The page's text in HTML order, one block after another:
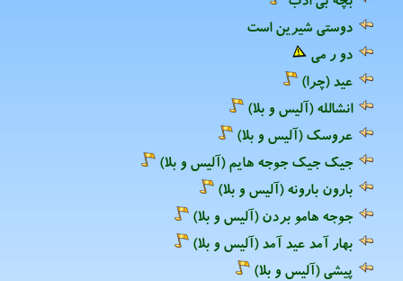
دوستی شیرین است
دو ر می
عید (چرا)
انشالله (آلیس و بلا)
عروسک (آلیس و بلا)
جیک جیک جوجه هایم (آلیس و بلا)
بارون بارونه (آلیس و بلا)
جوجه هامو بردن (آلیس و بلا)
بهار آمد عید آمد (آلیس و بلا)
پیشی (آلیس و بلا)